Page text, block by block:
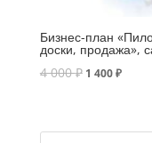
Бизнес-план
доски, продажа»,
4 000₽ 1 400₽